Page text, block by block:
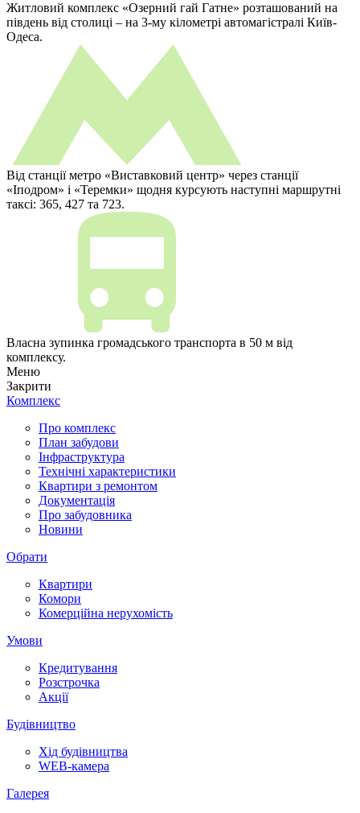
Житловий комплекс «Озерний гай Гатне» розташований на
південь від столиці – на 3-му кілометрі автомагістралі Київ-
Одеса.
Від станції метро «Виставковий центр» через станції
«Іподром» і «Теремки» щодня курсують наступні маршрутні
таксі: 365, 427 та 723.
Власна зупинка громадського транспорта в 50 м від
комплексу.
Меню
Закрити
Комплекс
Про комплекс
План забудови
Інфраструктура
Технічні характеристики
Квартири з ремонтом
Документація
Про забудовника
Новини
Обрати
Квартири
Комори
Комерційна нерухомість
Умови
Кредитування
Розстрочка
Акції
Будівництво
Хід будівництва
WEB-камера
Галерея